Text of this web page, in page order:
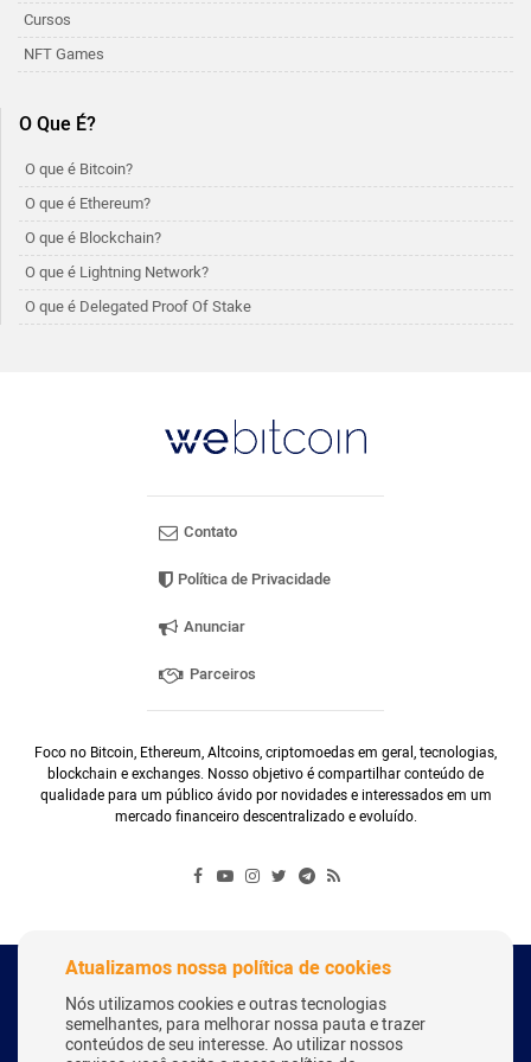
Cursos
NFT Games
O Que É?
O que é Bitcoin?
O que é Ethereum?
O que é Blockchain?
O que é Lightning Network?
O que é Delegated Proof Of Stake
Contato
Política de Privacidade
Anunciar
Parceiros
Foco no Bitcoin, Ethereum, Altcoins, criptomoedas em geral, tecnologias,
blockchain e exchanges. Nosso objetivo é compartilhar conteúdo de
qualidade para um público ávido por novidades e interessados em um
mercado financeiro descentralizado e evoluído.
Copyright Webitcoin 2018 - Todos os Direitos Reservados
Atualizamos nossa política de cookies
Nós utilizamos cookies e outras tecnologias
semelhantes, para melhorar nossa pauta e trazer
conteúdos de seu interesse. Ao utilizar nossos